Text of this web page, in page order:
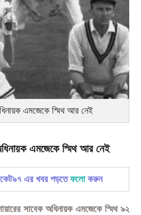
এমজেকে স্মিথ আর নেই
এমজেকে স্মিথ আর নেই
এর খবর পড়তেফলোকরুন
সাবেক অধিনায়ক এমজেকে স্মিথ ৯২